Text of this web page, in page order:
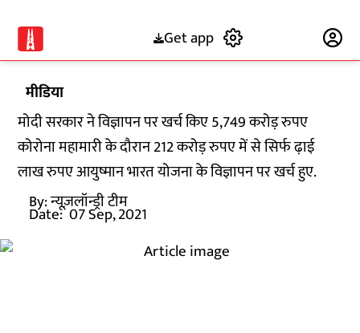
Get app
मीडिया
मोदी सरकार ने विज्ञापन पर खर्च किए 5,749 करोड़ रुपए
कोरोना महामारी के दौरान 212 करोड़ रुपए में से सिर्फ ढ़ाई
लाख रुपए आयुष्मान भारत योजना के विज्ञापन पर खर्च हुए.
By:न्यूज़लॉन्ड्री टीम
Date: 07 Sep, 2021